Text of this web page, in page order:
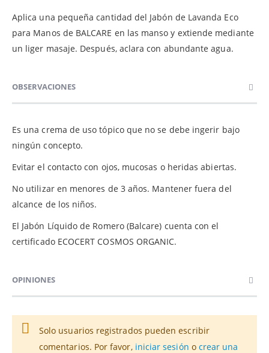
Aplica una pequeña cantidad del Jabón de Lavanda Eco
para Manos de BALCARE en las manso y extiende mediante
un liger masaje. Después, aclara con abundante agua.
OBSERVACIONES
Es una crema de uso tópico que no se debe ingerir bajo
ningún concepto.
Evitar el contacto con ojos, mucosas o heridas abiertas.
No utilizar en menores de 3 años. Mantener fuera del
alcance de los niños.
El Jabón Líquido de Romero (Balcare) cuenta con el
certificado ECOCERT COSMOS ORGANIC.
OPINIONES
Solo usuarios registrados pueden escribir
comentarios. Por favor, iniciar sesión o crear una